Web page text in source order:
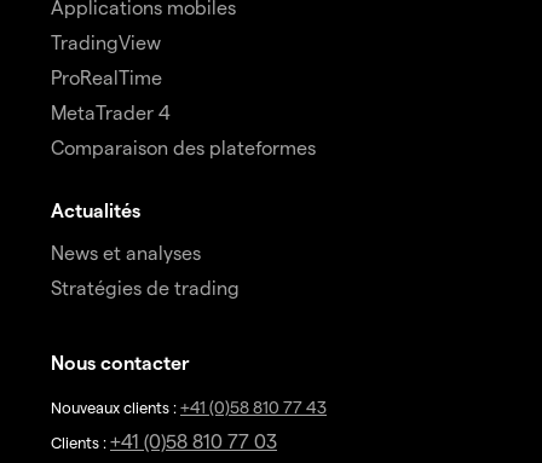
Applications mobiles
TradingView
ProRealTime
MetaTrader 4
Comparaison des plateformes
Actualités
News et analyses
Stratégies de trading
Nous contacter
Nouveaux clients : +41 (0)58 810 77 43
Clients : +41 (0)58 810 77 03